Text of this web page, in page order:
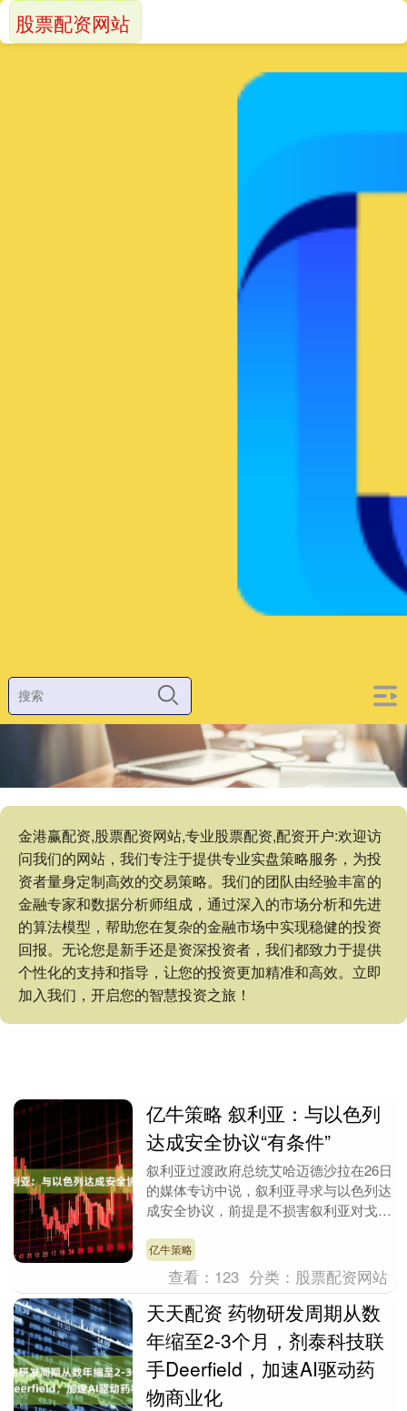
金港赢配资,股票配资网站,专业股票配资,配资开户:欢迎访
问我们的网站，我们专注于提供专业实盘策略服务，为投
资者量身定制高效的交易策略。我们的团队由经验丰富的
金融专家和数据分析师组成，通过深入的市场分析和先进
的算法模型，帮助您在复杂的金融市场中实现稳健的投资
回报。无论您是新手还是资深投资者，我们都致力于提供
个性化的支持和指导，让您的投资更加精准和高效。立即
加入我们，开启您的智慧投资之旅！
股票配资网站
亿牛策略 叙利亚：与以色列
达成安全协议“有条件”
叙利亚过渡政府总统艾哈迈德沙拉在26日
的媒体专访中说，叙利亚寻求与以色列达
成安全协议，前提是不损害叙利亚对戈兰
避免卷入与以色....
亿牛策略
查看： 123 分类： 股票配资网站
天天配资 药物研发周期从数
年缩至2-3个月，剂泰科技联
手Deerfield，加速AI驱动药
物商业化